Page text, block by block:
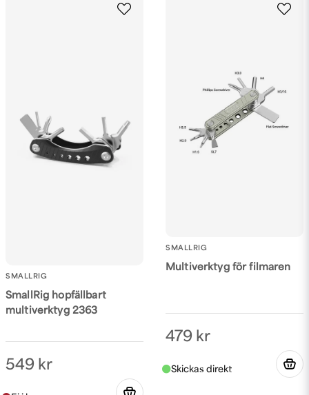
SMALLRIG
SmallRig hopfällbart
multiverktyg 2363
549 kr
SMALLRIG
Multiverktyg för filmaren
479 kr